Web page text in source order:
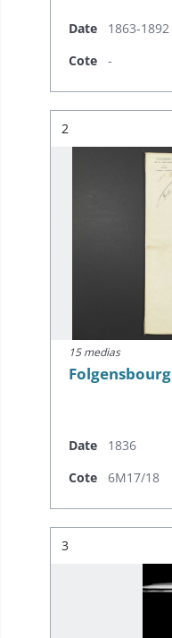
Date
1863-1892
Cote
-
Résultat n°
2
15 medias
Folgensbourg
Date
1836
Cote
6M17/18
Résultat n°
3